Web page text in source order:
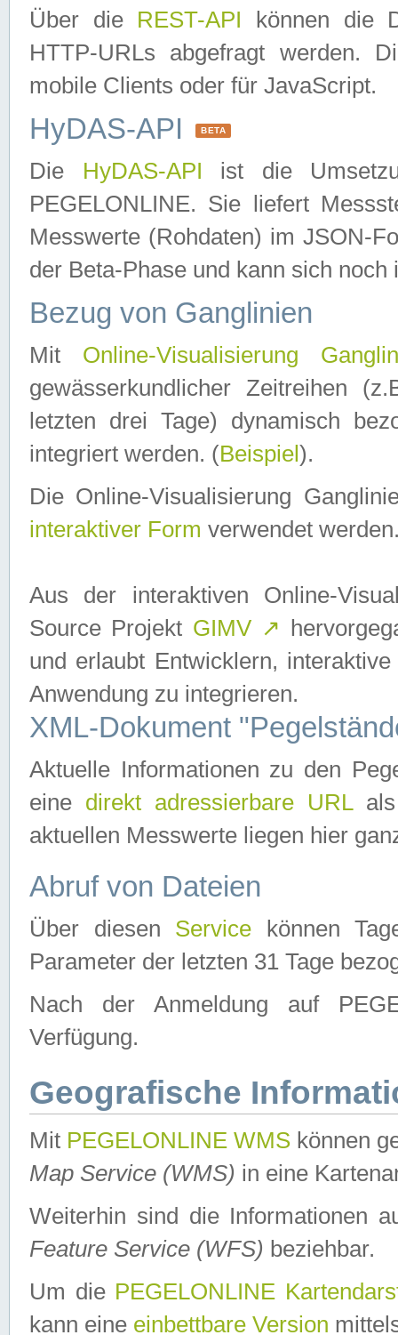
Über die REST-API können die
HTTP-URLs abgefragt werden.
mobile Clients oder für JavaScript.
HyDAS-API BETA
Die HyDAS-API ist die
PEGELONLINE. Sie liefert
Messwerte (Rohdaten) im JSON-
der Beta-Phase und kann sich noch
Bezug von Ganglinien
Mit Online-Visualisierung
gewässerkundlicher Zeitreihen
letzten drei Tage) dynamisch
integriert werden. (Beispiel ).
Die Online-Visualisierung
interaktiver Form verwendet
Aus der interaktiven Online-
Source Projekt GIMV ↗
und erlaubt Entwicklern,
Anwendung zu integrieren.
XML-Dokument
Aktuelle Informationen zu den
eine direkt adressierbare URLals
aktuellen Messwerte liegen hier
Abruf von Dateien
Über diesen Service können
Parameter der letzten 31 Tage
Nach der Anmeldung auf
Verfügung.
Geografische
Mit PEGELONLINE WMS können
Map Service (WMS) in eine
Weiterhin sind die Informationen
Feature Service (WFS) beziehbar.
Um die PEGELONLINE
kann eine einbettbare Version